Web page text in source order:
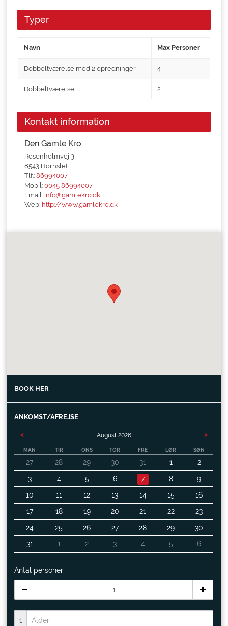
Typer
Navn Max Personer
Dobbeltværelse med 2 opredninger 4
Dobbeltværelse 2
Kontakt information
Den Gamle Kro
Rosenholmvej 3
8543 Hornslet
Tlf.:86994007
Mobil:0045 86994007
Email: info@gamlekro.dk
Web: http://www.gamlekro.dk
BOOK HER
ANKOMST/AFREJSE
< >
August 2026
MAN TIR ONS TOR FRE LØR SØN
27 28 29 30 31 1
2
3
4 5 6 7 8
9
10
11 12 13 14 15
16
17
18 19 20 21 22
23
24
25 26 27 28 29
30
31
1 2 3 4 5 6
Antal personer
1